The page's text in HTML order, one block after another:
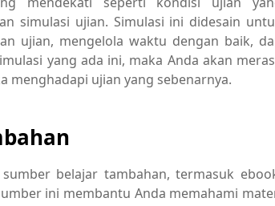
simulasi ujian. Simulasi ini didesain
ujian, mengelola waktu dengan baik,
yang ada ini, maka Anda akan
menghadapi ujian yang sebenarnya.
belajar tambahan, termasuk
ini membantu Anda memahami